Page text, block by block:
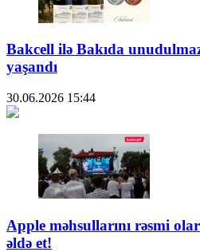
Bakcell ilə Bakıda
yaşandı
30.06.2026 15:44
Apple məhsullarını rəsmi
əldə et!